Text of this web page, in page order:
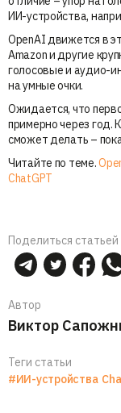
ИИ-устройства,
OpenAI движется в
Amazon и другие
голосовые и аудио-
на умные очки.
Ожидается, что
примерно через год.
сможет делать –
Читайте по теме.
ChatGPT
Поделиться статьей
Автор
Виктор
Теги статьи
#ИИ-устройства